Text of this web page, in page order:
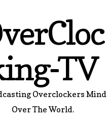
TV
Overclockers Mind
Over The World.